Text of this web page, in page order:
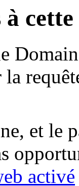
à
la
et le
activé